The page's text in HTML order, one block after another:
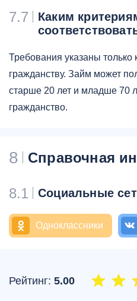
7.7
Каким
Требования указаны только
гражданству. Займ может
старше 20 лет и младше 70
гражданство.
8 Справочная
8.1 Социальные
Одноклассники
Рейтинг: 5.00